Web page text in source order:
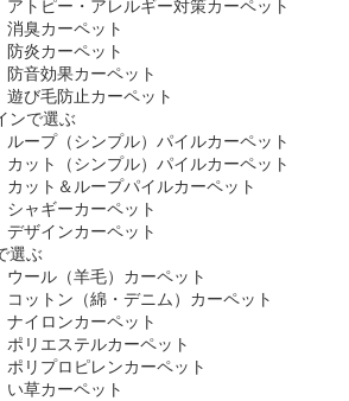
アトピー・アレルギー対策カーペット
消臭カーペット
防炎カーペット
防音効果カーペット
遊び毛防止カーペット
ンで選ぶ
ループ（シンプル）パイルカーペット
カット（シンプル）パイルカーペット
カット＆ループパイルカーペット
シャギーカーペット
デザインカーペット
選ぶ
ウール（羊毛）カーペット
コットン（綿・デニム）カーペット
ナイロンカーペット
ポリエステルカーペット
ポリプロピレンカーペット
い草カーペット